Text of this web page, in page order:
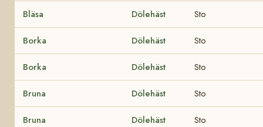
Bläsa Dölehäst Sto
Borka Dölehäst Sto
Borka Dölehäst Sto
Bruna Dölehäst Sto
Bruna Dölehäst Sto